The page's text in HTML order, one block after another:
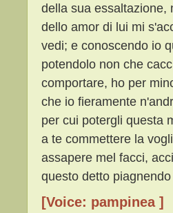
della sua essaltazione,
dello amor di lui mi
vedi; e conoscendo io
potendolo non che
comportare, ho per
che io fieramente
per cui potergli questa
a te commettere la
assapere mel facci,
questo detto
[Voice: pampinea ]